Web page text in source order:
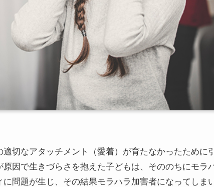
切なアタッチメント（愛着）が育たなかったために
原因で生きづらさを抱えた子どもは、そののちにモラ
問題が生じ、その結果モラハラ加害者になってしま